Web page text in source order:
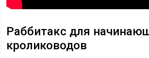
Раббитакс для
кролиководов